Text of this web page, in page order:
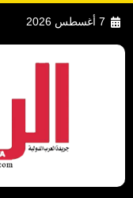
7 أغسطس 2026